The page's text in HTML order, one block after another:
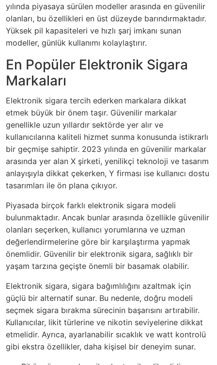
yılında piyasaya sürülen modeller arasında en güvenilir
olanları, bu özellikleri en üst düzeyde barındırmaktadır.
Yüksek pil kapasiteleri ve hızlı şarj imkanı sunan
modeller, günlük kullanımı kolaylaştırır.
En Popüler Elektronik Sigara
Markaları
Elektronik sigara tercih ederken markalara dikkat
etmek büyük bir önem taşır. Güvenilir markalar
genellikle uzun yıllardır sektörde yer alır ve
kullanıcılarına kaliteli hizmet sunma konusunda istikrarlı
bir geçmişe sahiptir. 2023 yılında en güvenilir markalar
arasında yer alan X şirketi, yenilikçi teknoloji ve tasarım
anlayışıyla dikkat çekerken, Y firması ise kullanıcı dostu
tasarımları ile ön plana çıkıyor.
Piyasada birçok farklı elektronik sigara modeli
bulunmaktadır. Ancak bunlar arasında özellikle güvenilir
olanları seçerken, kullanıcı yorumlarına ve uzman
değerlendirmelerine göre bir karşılaştırma yapmak
önemlidir. Güvenilir bir elektronik sigara, sağlıklı bir
yaşam tarzına geçişte önemli bir basamak olabilir.
Elektronik sigara, sigara bağımlılığını azaltmak için
güçlü bir alternatif sunar. Bu nedenle, doğru modeli
seçmek sigara bırakma sürecinin başarısını artırabilir.
Kullanıcılar, likit türlerine ve nikotin seviyelerine dikkat
etmelidir. Ayrıca, ayarlanabilir sıcaklık ve watt kontrolü
gibi ekstra özellikler, daha kişisel bir deneyim sunar.